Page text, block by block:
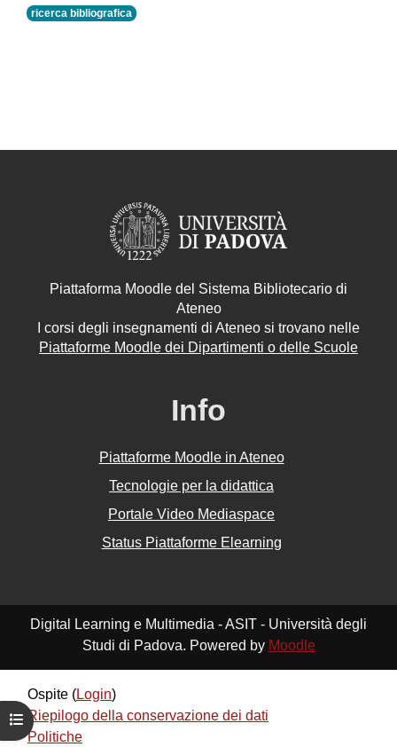
Apri indice del corso
ricerca bibliografica
Piattaforma Moodle del Sistema Bibliotecario di
Ateneo
I corsi degli insegnamenti di Ateneo si trovano nelle
Piattaforme Moodle dei Dipartimenti o delle Scuole
Info
Piattaforme Moodle in Ateneo
Tecnologie per la didattica
Portale Video Mediaspace
Status Piattaforme Elearning
Digital Learning e Multimedia - ASIT - Università degli
Studi di Padova. Powered by Moodle
Ospite (Login)
Riepilogo della conservazione dei dati
Politiche